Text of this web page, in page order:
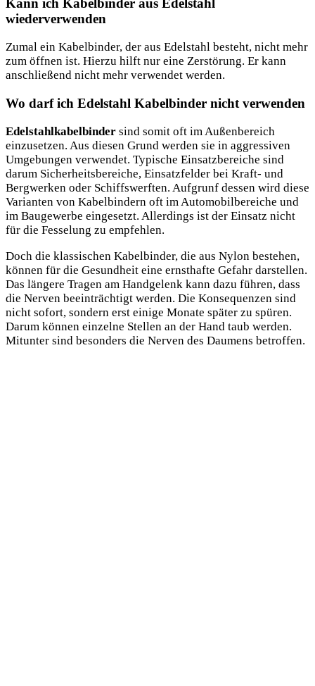
wiederverwenden
Zumal ein Kabelbinder, der aus Edelstahl besteht, nicht mehr
zum öffnen ist. Hierzu hilft nur eine Zerstörung. Er kann
anschließend nicht mehr verwendet werden.
Wo darf ich Edelstahl Kabelbinder nicht verwenden
Edelstahlkabelbinder sind somit oft im Außenbereich
einzusetzen. Aus diesen Grund werden sie in aggressiven
Umgebungen verwendet. Typische Einsatzbereiche sind
darum Sicherheitsbereiche, Einsatzfelder bei Kraft- und
Bergwerken oder Schiffswerften. Aufgrunf dessen wird diese
Varianten von Kabelbindern oft im Automobilbereiche und
im Baugewerbe eingesetzt. Allerdings ist der Einsatz nicht
für die Fesselung zu empfehlen.
Doch die klassischen Kabelbinder, die aus Nylon bestehen,
können für die Gesundheit eine ernsthafte Gefahr darstellen.
Das längere Tragen am Handgelenk kann dazu führen, dass
die Nerven beeinträchtigt werden. Die Konsequenzen sind
nicht sofort, sondern erst einige Monate später zu spüren.
Darum können einzelne Stellen an der Hand taub werden.
Mitunter sind besonders die Nerven des Daumens betroffen.